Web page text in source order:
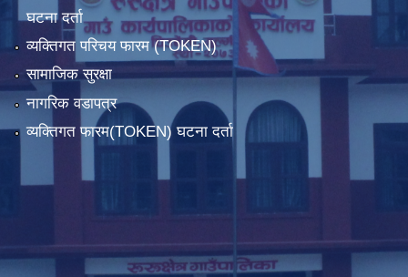
घटना दर्ता
व्यक्तिगत परिचय फारम (TOKEN)
सामाजिक सुरक्षा
नागरिक वडापत्र
व्यक्तिगत फारम(TOKEN) घटना दर्ता